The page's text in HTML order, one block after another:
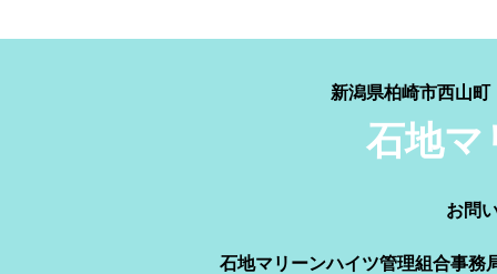
新潟県柏崎市西山
石地マ
お問
石地マリーンハイツ管理組合事務